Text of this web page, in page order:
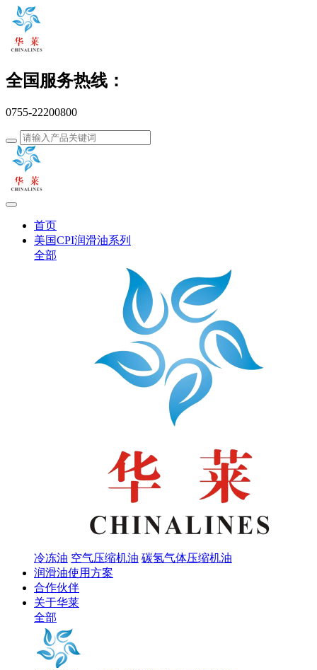
全国服务热线：
0755-22200800
首页
美国CPI润滑油系列
全部
冷冻油 空气压缩机油 碳氢气体压缩机油
润滑油使用方案
合作伙伴
关于华莱
全部